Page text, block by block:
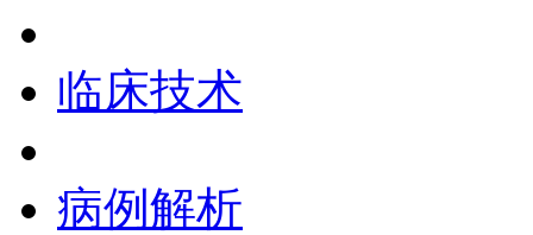
临床技术
病例解析